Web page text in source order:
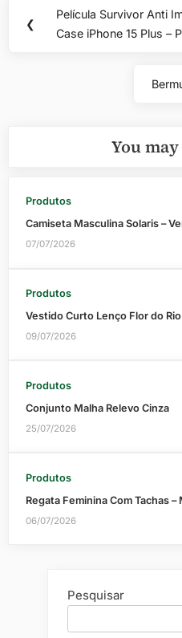
de
❮
Previous
Post:
Película Survivor Anti
Case iPhone 15 Plus –
You
Produtos
Camiseta Masculina Solaris –
07/07/2026
Produtos
Vestido Curto Lenço Flor do
09/07/2026
Produtos
Conjunto Malha Relevo Cinza
25/07/2026
Produtos
Regata Feminina Com Tachas –
06/07/2026
Pesquisar